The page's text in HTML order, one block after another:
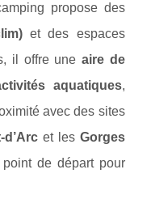
propose des
et des espaces
il offre une aire de
aquatiques,
avec des sites
d’Arc et les Gorges
de départ pour